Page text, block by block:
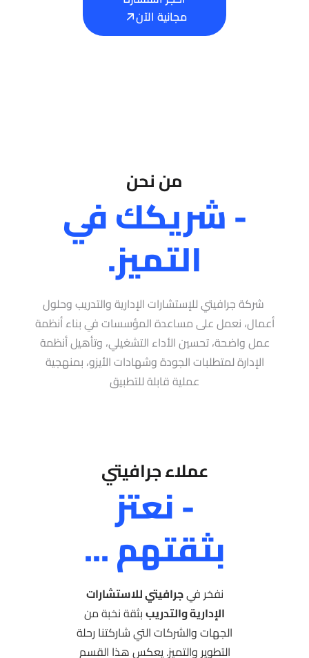
مجانية الآن
من نحن
- شريكك في
التميز.
شركة جرافيتي للإستشارات الإدارية والتدريب وحلول
أعمال، نعمل على مساعدة المؤسسات في بناء أنظمة
عمل واضحة، تحسين الأداء التشغيلي، وتأهيل أنظمة
الإدارة لمتطلبات الجودة وشهادات الأيزو، بمنهجية
عملية قابلة للتطبيق
عملاء جرافيتي
- نعتز
بثقتهم ...
نفخر فيجرافيتي للاستشارات
الإدارية والتدريببثقة نخبة من
الجهات والشركات التي شاركتنا رحلة
التطوير والتميز. يعكس هذا القسم